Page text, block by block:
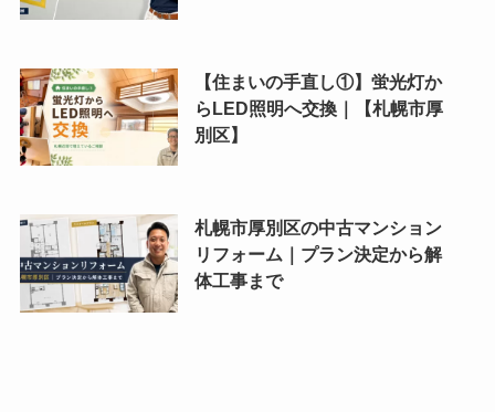
【住まいの手直し①】蛍光灯か
らLED照明へ交換｜【札幌市厚
別区】
札幌市厚別区の中古マンション
リフォーム｜プラン決定から解
体工事まで